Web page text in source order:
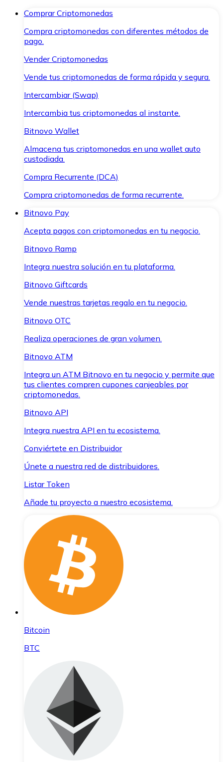
Comprar Criptomonedas
Compra criptomonedas con diferentes métodos de
pago.
Vender Criptomonedas
Vende tus criptomonedas de forma rápida y segura.
Intercambiar (Swap)
Intercambia tus criptomonedas al instante.
Bitnovo Wallet
Almacena tus criptomonedas en una wallet auto
custodiada.
Compra Recurrente (DCA)
Compra criptomonedas de forma recurrente.
Bitnovo Pay
Acepta pagos con criptomonedas en tu negocio.
Bitnovo Ramp
Integra nuestra solución en tu plataforma.
Bitnovo Giftcards
Vende nuestras tarjetas regalo en tu negocio.
Bitnovo OTC
Realiza operaciones de gran volumen.
Bitnovo ATM
Integra un ATM Bitnovo en tu negocio y permite que
tus clientes compren cupones canjeables por
criptomonedas.
Bitnovo API
Integra nuestra API en tu ecosistema.
Conviértete en Distribuidor
Únete a nuestra red de distribuidores.
Listar Token
Añade tu proyecto a nuestro ecosistema.
Bitcoin
BTC